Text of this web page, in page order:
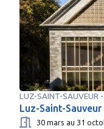
LUZ-SAINT-SAUVEUR-
Luz-Saint-
30 mars au 31